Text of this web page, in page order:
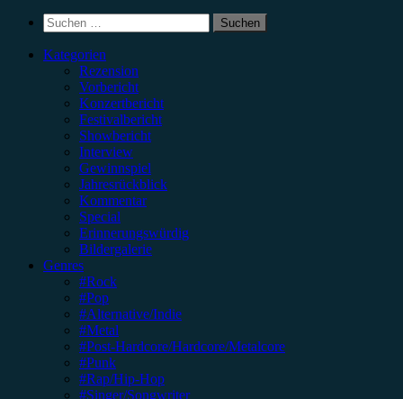
Suchen
nach:
Kategorien
Rezension
Vorbericht
Konzertbericht
Festivalbericht
Showbericht
Interview
Gewinnspiel
Jahresrückblick
Kommentar
Special
Erinnerungswürdig
Bildergalerie
Genres
#Rock
#Pop
#Alternative/Indie
#Metal
#Post-Hardcore/Hardcore/Metalcore
#Punk
#Rap/Hip-Hop
#Singer/Songwriter